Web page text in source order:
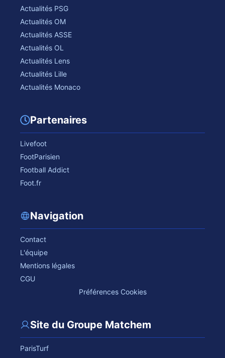
Actualités PSG
Actualités OM
Actualités ASSE
Actualités OL
Actualités Lens
Actualités Lille
Actualités Monaco
Partenaires
Livefoot
FootParisien
Football Addict
Foot.fr
Navigation
Contact
L'équipe
Mentions légales
CGU
Préférences Cookies
Site du Groupe Matchem
ParisTurf